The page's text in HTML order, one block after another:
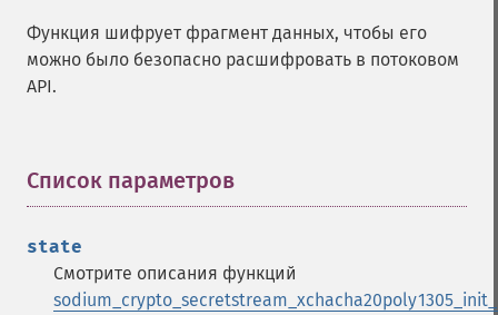
Функция шифрует фрагмент данных, чтобы его
можно было безопасно расшифровать в потоковом
API.
Список параметров
state
Смотрите описания функций